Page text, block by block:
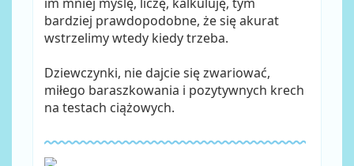
bardziej prawdopodobne, że się akurat
wstrzelimy wtedy kiedy trzeba.
Dziewczynki, nie dajcie się zwariować,
miłego baraszkowania i pozytywnych krech
na testach ciążowych.